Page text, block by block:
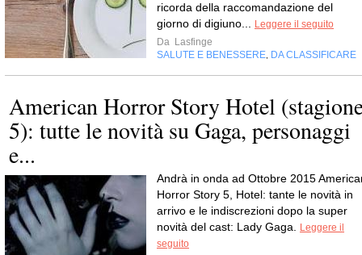
ricorda della raccomandazione del
giorno di digiuno...
Leggere il seguito
Da Lasfinge
SALUTE E BENESSERE DA CLASSIFICARE
American Horror Story Hotel
5): tutte le novità su Gaga, personaggi
e...
Andrà in onda ad Ottobre 2015
Horror Story 5, Hotel: tante le novità in
arrivo e le indiscrezioni dopo la super
novità del cast: Lady Gaga.
Leggere il
seguito